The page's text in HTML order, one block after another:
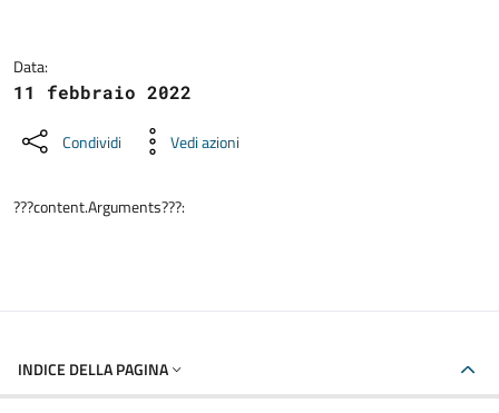
Data:
11 febbraio 2022
Condividi Vedi azioni
???content.Arguments???:
INDICE DELLA PAGINA